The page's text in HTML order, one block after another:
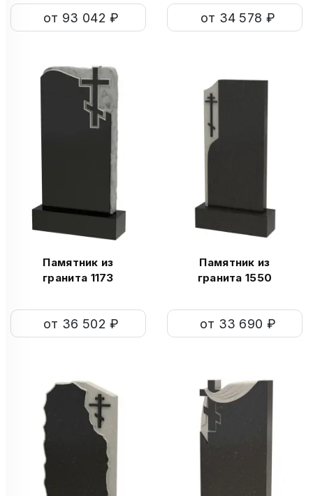
от 93 042 ₽ от 34 578 ₽
Памятник из
гранита 1173
от 36 502 ₽
Памятник из
гранита 1550
от 33 690 ₽